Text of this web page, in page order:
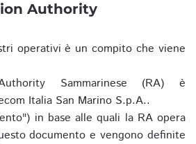
Authority
operativi è un compito che viene
Sammarinese (RA) è
Italia San Marino S.p.A..
in base alle quali la RA opera
documento e vengono definite